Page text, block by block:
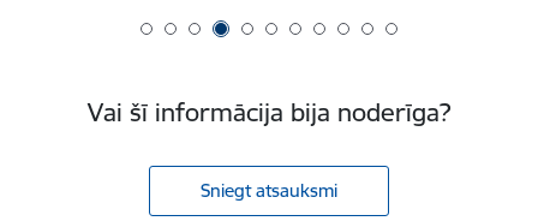
Vai šī informācija bija noderīga?
Sniegt atsauksmi